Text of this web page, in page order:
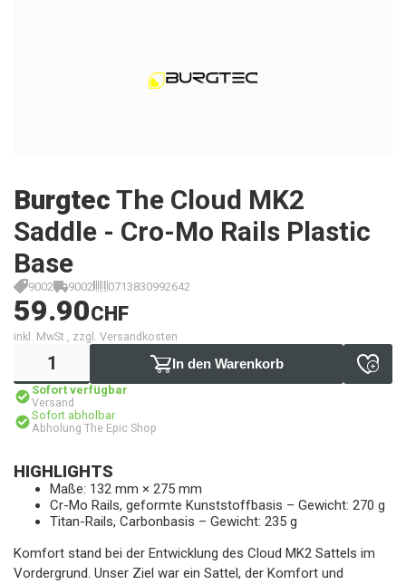
Burgtec The Cloud MK2
Saddle - Cro-Mo Rails Plastic
Base
9002 9002 0713830992642
59.90CHF
inkl. MwSt., zzgl. Versandkosten
In den Warenkorb
Sofort verfügbar
Versand
Sofort abholbar
Abholung The Epic Shop
HIGHLIGHTS
Maße: 132 mm × 275 mm
Cr-Mo Rails, geformte Kunststoffbasis – Gewicht: 270 g
Titan-Rails, Carbonbasis – Gewicht: 235 g
Komfort stand bei der Entwicklung des Cloud MK2 Sattels im
Vordergrund. Unser Ziel war ein Sattel, der Komfort und